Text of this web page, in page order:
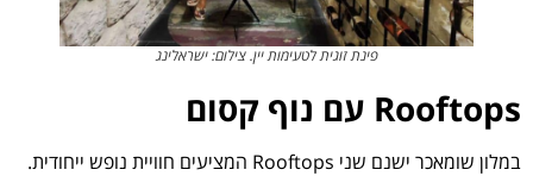
פינת זוגית לטעימות יין. צילום: ישראלינג
Rooftops עם נוף קסום
במלון שומאכר ישנם שני Rooftops המציעים חוויית נופש ייחודית.